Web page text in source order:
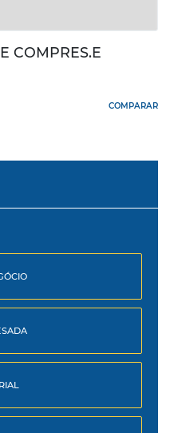
COMPRES.E
COMPARAR